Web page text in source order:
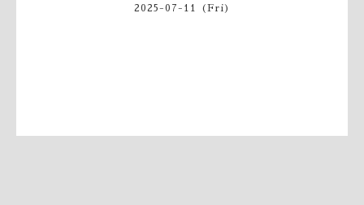
2025-07-11 (Fri)